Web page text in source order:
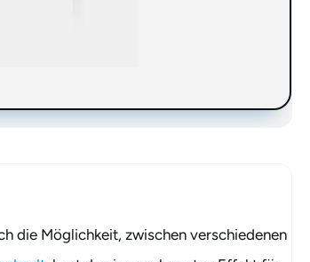
die Möglichkeit, zwischen verschiedenen